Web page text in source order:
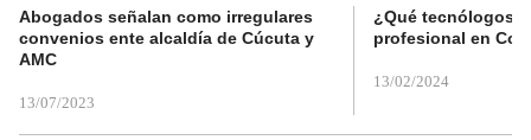
Abogados señalan como irregulares
convenios ente alcaldía de Cúcuta y
AMC
13/07/2023
¿Qué tecnólogos
profesional en
13/02/2024